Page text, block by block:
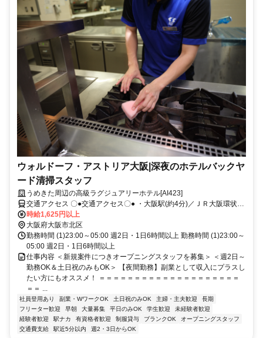
ウォルドーフ・アストリア大阪|深夜のホテルバックヤ
ード清掃スタッフ
うめきた周辺の高級ラグジュアリーホテル[AI423]
交通アクセス 〇●交通アクセス〇● ・大阪駅(約4分)／ＪＲ大阪環状線
うめきた地下口 ・西梅田駅(約9分)／OsakaMetro四つ橋線 5番口 ・梅
田駅(約9分)／OsakaMetro御堂筋線 5番口 ※JR大阪環状線/JR神戸
線/JR京都線/JR宝塚線沿線からアクセス便利 福島駅/尼崎駅/西宮駅/新
大阪駅から乗換少なめです。
時給1,625円以上
大阪府大阪市北区
勤務時間 (1)23:00～05:00 週2日・1日6時間以上 勤務時間 (1)23:00～
05:00 週2日・1日6時間以上
仕事内容 ＜新規案件につきオープニングスタッフを募集＞ ＜週2日～
勤務OK＆土日祝のみもOK＞ 【夜間勤務】副業として収入にプラスし
たい方にもオススメ！ ＝＝＝＝＝＝＝＝＝＝＝＝＝＝＝＝＝＝＝＝
＝＝ ...
社員登用あり 副業・WワークOK 土日祝のみOK 主婦・主夫歓迎
長期
フリーター歓迎
早朝 大量募集 平日のみOK 学生歓迎
未経験者歓迎
経験者歓迎
駅ナカ 有資格者歓迎 制服貸与 ブランクOK
オープニングスタッフ
交通費支給
駅近5分以内 週2・3日からOK